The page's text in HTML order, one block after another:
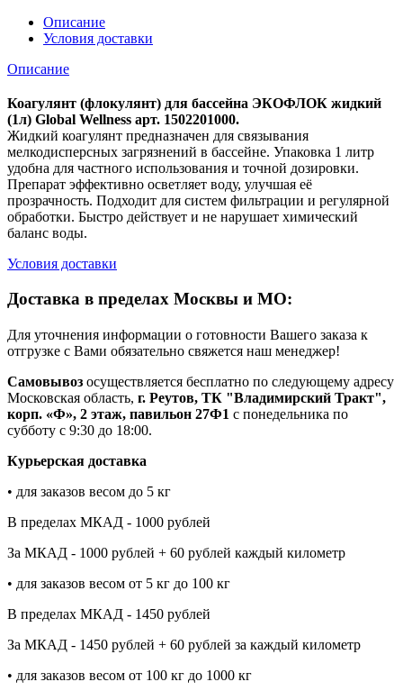
Описание
Условия доставки
Описание
Коагулянт (флокулянт) для бассейна ЭКОФЛОК жидкий
(1л) Global Wellness арт. 1502201000.
Жидкий коагулянт предназначен для связывания
мелкодисперсных загрязнений в бассейне. Упаковка 1 литр
удобна для частного использования и точной дозировки.
Препарат эффективно осветляет воду, улучшая её
прозрачность. Подходит для систем фильтрации и регулярной
обработки. Быстро действует и не нарушает химический
баланс воды.
Условия доставки
Доставка в пределах Москвы и МО:
Для уточнения информации о готовности Вашего заказа к
отгрузке с Вами обязательно свяжется наш менеджер!
Самовывоз осуществляется бесплатно по следующему адресу
Московская область, г. Реутов, ТК "Владимирский Тракт",
корп. «Ф», 2 этаж, павильон 27Ф1 с понедельника по
субботу с 9:30 до 18:00.
Курьерская доставка
• для заказов весом до 5 кг
В пределах МКАД - 1000 рублей
За МКАД - 1000 рублей + 60 рублей каждый километр
• для заказов весом от 5 кг до 100 кг
В пределах МКАД - 1450 рублей
За МКАД - 1450 рублей + 60 рублей за каждый километр
• для заказов весом от 100 кг до 1000 кг